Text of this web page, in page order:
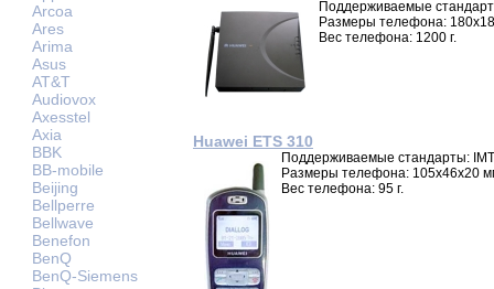
Arcoa
Ares
Arima
Asus
AT&T
Audiovox
Axesstel
Axia
BBK
BB-mobile
Beijing
Bellperre
Bellwave
Benefon
BenQ
BenQ-Siemens
Поддерживаемые
Размеры телефона:
Вес телефона: 1200 г.
Huawei ETS 310
Поддерживаемые стандарты:
Размеры телефона: 105x46x20
Вес телефона: 95 г.